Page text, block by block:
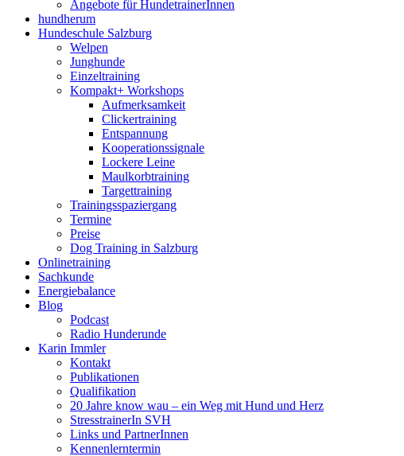
Angebote für HundetrainerInnen
hundherum
Hundeschule Salzburg
Welpen
Junghunde
Einzeltraining
Kompakt+ Workshops
Aufmerksamkeit
Clickertraining
Entspannung
Kooperationssignale
Lockere Leine
Maulkorbtraining
Targettraining
Trainingsspaziergang
Termine
Preise
Dog Training in Salzburg
Onlinetraining
Sachkunde
Energiebalance
Blog
Podcast
Radio Hunderunde
Karin Immler
Kontakt
Publikationen
Qualifikation
20 Jahre know wau – ein Weg mit Hund und Herz
StresstrainerIn SVH
Links und PartnerInnen
Kennenlerntermin